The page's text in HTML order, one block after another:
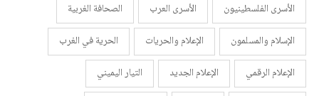
الأسرى الفلسطينيون
الأسرى العرب
الصحافة الغربية
الإسلام والمسلمون
الإعلام والحريات
الحرية في الغرب
الإعلام الرقمي
الإعلام الجديد
التيار اليميني